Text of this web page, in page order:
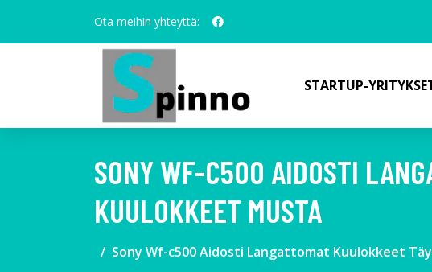
Ota meihin yhteyttä:
STARTUP-
SONY WF-C500 AIDOSTI
KUULOKKEET MUSTA
Sony Wf-c500 Aidosti Langattomat Kuulokkeet